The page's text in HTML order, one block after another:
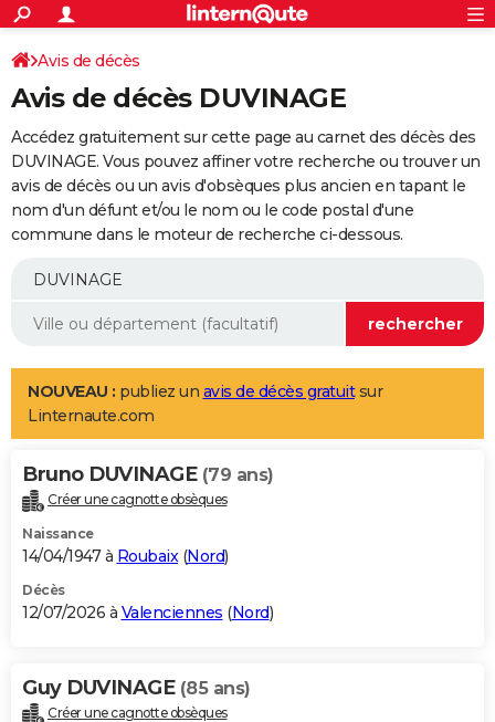
ACTUALITÉS
Politique
Société
Faits Divers
Education
Monde
Villes
+
SPORT
Coupe du monde 2026
Football
Tennis
Cyclisme
Rugby
Forum
Programme TV
TNT
Streaming
Cinéma
Sorties cinéma
Musique
+
FINANCE
Retraite
Epargne
Immobilier
Risques naturels par ville
Banque
Assurance
AUTO
Essais
Réserver un essai
Citadines
Berlines
SUV
Forum auto
+
Mobiles
Meilleur smartphone
Internet
Ordinateurs
Jeux vidéo
Guide high-tech
Aménagement intérieur
LIFESTYLE
Art de vivre
Bien-être
Loisirs
Mode
Modes de vie
Alimentation
Guide de la santé
Maladies
Médicaments
Sommeil
VOYAGE
Destinations
City break
Voyage nature
Voyage de noces
Forum
Climat
+PHOTO
GUIDES D'ACHAT
BONS PLANS
Carte de Noël
Carte Bonne année
Carte Saint-Valentin
Carte Pâques
Carte d'anniversaire
DICTIONNAIRE
Avis de décès
Avis de décès DUVINAGE
Accédez gratuitement sur cette page au carnet des décès des
DUVINAGE. Vous pouvez affiner votre recherche ou trouver un
avis de décès ou un avis d'obsèques plus ancien en tapant le
nom d'un défunt et/ou le nom ou le code postal d'une
commune dans le moteur de recherche ci-dessous.
NOUVEAU : publiez un avis de décès gratuitsur
Linternaute.com
Bruno DUVINAGE (79 ans)
Créer une cagnotte obsèques
Naissance
14/04/1947 à Roubaix(Nord)
Décès
12/07/2026 à Valenciennes (Nord)
Guy DUVINAGE (85 ans)
Créer une cagnotte obsèques